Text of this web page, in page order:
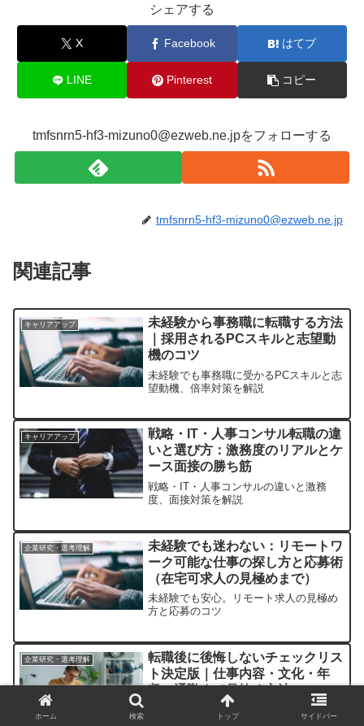
シェアする
X Facebook はてブ
LINE Pinterest コピー
tmfsnrn5-hf3-mizuno0@ezweb.ne.jpをフォローする
tmfsnrn5-hf3-mizuno0@ezweb.ne.jp
関連記事
キャリアアップ
未経験から事務職に転職する方法
｜採用されるPCスキルと志望動
機のコツ
未経験でも事務職に受かるPCスキルと志
望動機、倍率対策を解説
キャリアアップ
戦略・IT・人事コンサル転職の違
いと選び方：激務度のリアルとケ
ース面接の勝ち筋
戦略・IT・人事コンサルの違いと激務
度、面接対策を解説
企業研究・選考理解
未経験でも迷わない：リモートワ
ーク可能な仕事の探し方と応募術
（在宅可求人の見極めまで）
未経験でも安心。リモート求人の見極め
方と応募のコツ
企業研究・選考理解
転職後に後悔しないチェックリス
ト決定版｜仕事内容・文化・年
収・通勤まで見抜く方法
仕事内容・文化・年収・通勤まで、入社
前に見抜く最終チェックリスト
ホーム 検索 トップ サイドバー